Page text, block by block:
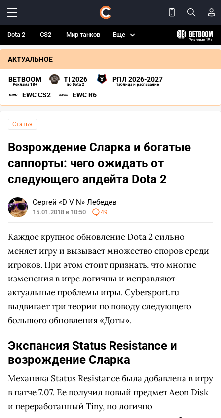
Dota 2 CS2 Мир танков Еще
АКТУАЛЬНОЕ
BETBOOM
Реклама 18+
TI 2026
по Dota 2
РПЛ 2026-2027
таблица и расписание
EWC CS2 EWC R6
Статья
Возрождение Сларка и богатые
саппорты: чего ожидать от
следующего апдейта Dota 2
Сергей «D V N» Лебедев
15.01.2018 в 10:50 49
Каждое крупное обновление Dota 2 сильно
меняет игру и вызывает множество споров среди
игроков. При этом стоит признать, что многие
изменения в игре логичны и исправляют
актуальные проблемы игры. Cybersport.ru
выдвигает три теории по поводу следующего
большого обновления «Доты».
Экспансия Status Resistance и
возрождение Сларка
Механика Status Resistance была добавлена в игру
в патче 7.07. Ее получил новый предмет Aeon Disk
и переработанный Tiny, но логично